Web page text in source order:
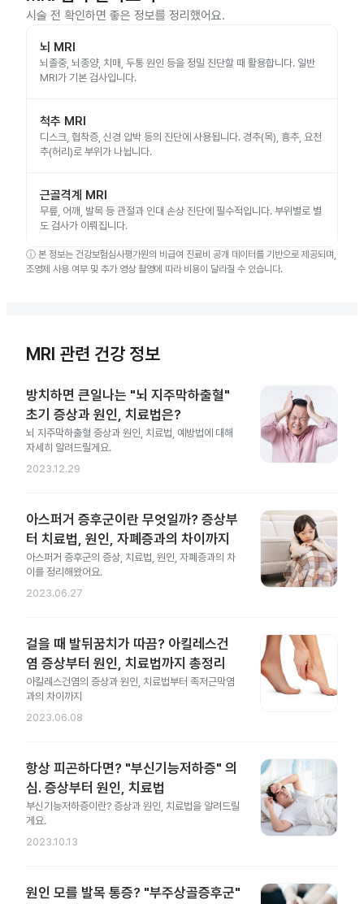
시술 전 확인하면 좋은 정보를 정리했어요.
뇌 MRI
뇌졸중, 뇌종양, 치매, 두통 원인 등을 정밀 진단할 때 활용합니다. 일반
MRI가 기본 검사입니다.
척추 MRI
디스크, 협착증, 신경 압박 등의 진단에 사용됩니다. 경추(목), 흉추, 요천
추(허리)로 부위가 나뉩니다.
근골격계 MRI
무릎, 어깨, 발목 등 관절과 인대 손상 진단에 필수적입니다. 부위별로 별
도 검사가 이뤄집니다.
ⓘ 본 정보는 건강보험심사평가원의 비급여 진료비 공개 데이터를 기반으로 제공되며,
조영제 사용 여부 및 추가 영상 촬영에 따라 비용이 달라질 수 있습니다.
MRI 관련 건강 정보
방치하면 큰일나는 "뇌 지주막하출혈"
초기 증상과 원인, 치료법은?
뇌 지주막하출혈 증상과 원인, 치료법, 예방법에 대해
자세히 알려드릴게요.
2023.12.29
아스퍼거 증후군이란 무엇일까? 증상부
터 치료법, 원인, 자폐증과의 차이까지
아스퍼거 증후군의 증상, 치료법, 원인, 자폐증과의 차
이를 정리해왔어요.
2023.06.27
걸을 때 발뒤꿈치가 따끔? 아킬레스건
염 증상부터 원인, 치료법까지 총정리
아킬레스건염의 증상과 원인, 치료법부터 족저근막염
과의 차이까지
2023.06.08
항상 피곤하다면? "부신기능저하증" 의
심. 증상부터 원인, 치료법
부신기능저하증이란? 증상과 원인, 치료법을 알려드릴
게요.
2023.10.13
원인 모를 발목 통증? "부주상골증후군"